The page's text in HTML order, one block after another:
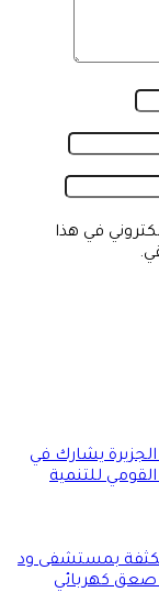
في هذا
يشارك في
للتنمية
بمستشفى ود
صعق كهربائي